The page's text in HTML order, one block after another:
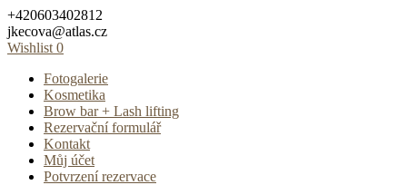
Skip
to
content
+420603402812
jkecova@atlas.cz
Wishlist 0
Fotogalerie
Kosmetika
Brow bar + Lash lifting
Rezervační formulář
Kontakt
Můj účet
Potvrzení rezervace